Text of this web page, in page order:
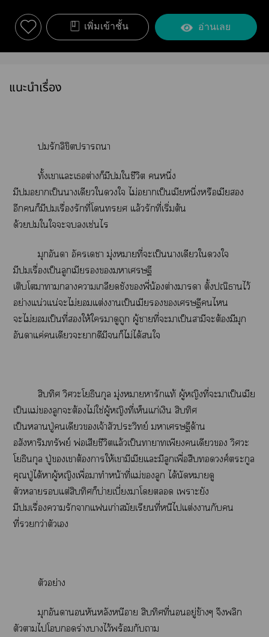
เพิ่มเข้าชั้น อ่านเลย
แนะนำเรื่อง
รักลิขิตาา
ทั้งเาแะเต่างก็มีใชีวิต หนึ่ง
มีาเป็นาเดียวใใ ไม่าเป็นเมียหนึ่งหรือเมีย
อีกก็มีเรื่องรักที่โ แล้วรักที่เริ่มต้น
ด้วยใใะเช่นไ
มุกอันา อัครเา มุ่งหมายที่ะเป็นาเดียวใใ
มีเรื่องเป็นลูกเมียาเศรษฐี
เติบโตาาาาเกลียดชังพี่น้องต่างาา ตั้งปณิธานไว้
อย่างแน่วแน่ะไม่แต่งาเป็นเมียเศรษฐีไ
ะไม่เป็นที่ให้ใมาดูถูก ผู้าที่ะาเป็นสามีะต้องมีมุก
อันาแค่เดียวะาดีมีก็ไม่ได้ใ
สิบทิศ วิศวะโยธินกุล มุ่งหมายหารักแท้ ผู้หญิงที่ะาเป็นเมีย
เป็นแม่ลูกะต้องไม่ใช่ผู้หญิงที่เห็นแก่เงิน สิบทิศ
เป็นาปู่เดียวเจ้าสัวปะวิทย์ าเศรษฐีด้าน
อสังหาริมทรัพย์ พ่อเสียชีวิตแล้วเป็นาาเพียงเดียว วิศวะ
โยธินกุล ปู่เาต้องาให้เามีเมียแะมีลูกเพื่อสืบวงศ์ตระกูล
คุณปู่ได้าผู้หญิงเพื่อมาทำหน้าที่แม่ลูก ได้นัดหมายดู
ตัวาแต่สิบทิศก็บ่ายเบี่ยงาโ เาะยัง
มีเรื่องารักาแเก่าสมัยเรียนที่หนีไแต่งากับคน
ที่กว่าตัวเ
ตัวอย่าง
มุกอันาอนหันหลังหนีา สิบทิศที่อยู่ข้างๆ จึงพลิก
ตัวาไโร่างาไว้พร้อมกับา